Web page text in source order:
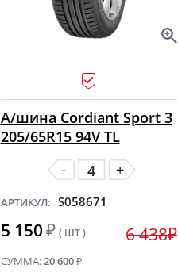
А/шина Cordiant Sport 3
205/65R15 94V TL
-
+
АРТИКУЛ: S058671
5 150₽ ( ШТ ) 6 438₽
СУММА: 20 600₽